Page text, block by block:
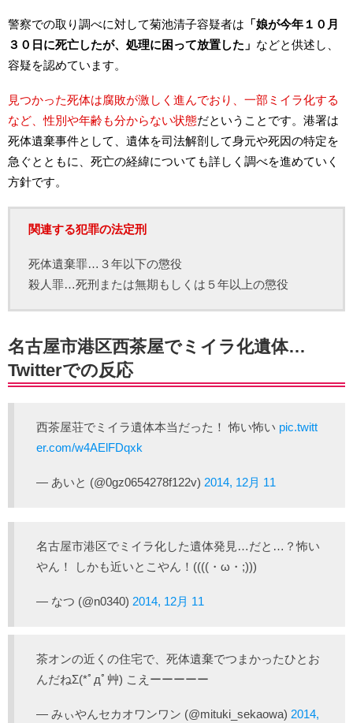
警察での取り調べに対して菊池清子容疑者は 「娘が今年１０月
３０日に死亡したが、処理に困って放置した」 などと供述し、
容疑を認めています。
見つかった死体は腐敗が激しく進んでおり、一部ミイラ化する
など、性別や年齢も分からない状態だということです。港署は
死体遺棄事件として、遺体を司法解剖して身元や死因の特定を
急ぐとともに、死亡の経緯についても詳しく調べを進めていく
方針です。
関連する犯罪の法定刑
死体遺棄罪…３年以下の懲役
殺人罪…死刑または無期もしくは５年以上の懲役
名古屋市港区西茶屋でミイラ化遺体…
Twitterでの反応
西茶屋荘でミイラ遺体本当だった！ 怖い怖い pic.twitt
er.com/w4AElFDqxk
— あいと (@0gz0654278f122v) 2014, 12月 11
名古屋市港区でミイラ化した遺体発見…だと…？怖い
やん！ しかも近いとこやん！((((・ω・;)))
— なつ (@n0340) 2014, 12月 11
茶オンの近くの住宅で、死体遺棄でつまかったひとお
んだねΣ(*ﾟдﾟ艸) こえーーーーー
— みぃやんセカオワンワン (@mituki_sekaowa) 2014,